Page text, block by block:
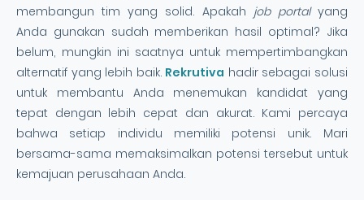
membangun tim yang solid. Apakah job portalyang
Anda gunakan sudah memberikan hasil optimal? Jika
belum, mungkin ini saatnya untuk mempertimbangkan
alternatif yang lebih baik. Rekrutiva hadir sebagai solusi
untuk membantu Anda menemukan kandidat yang
tepat dengan lebih cepat dan akurat. Kami percaya
bahwa setiap individu memiliki potensi unik. Mari
bersama-sama memaksimalkan potensi tersebut untuk
kemajuan perusahaan Anda.